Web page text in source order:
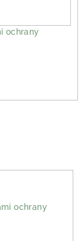
ochrany
ochrany